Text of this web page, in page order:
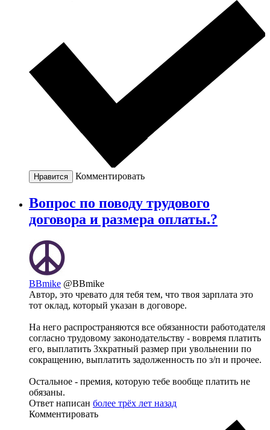
Нравится Комментировать
Вопрос по поводу трудового
договора и размера оплаты.?
BBmike @BBmike
Автор, это чревато для тебя тем, что твоя зарплата это
тот оклад, который указан в договоре.
На него распространяются все обязанности работодателя
согласно трудовому законодательству - вовремя платить
его, выплатить 3хкратный размер при увольнении по
сокращению, выплатить задолженность по з/п и прочее.
Остальное - премия, которую тебе вообще платить не
обязаны.
Ответ написан более трёх лет назад
Комментировать